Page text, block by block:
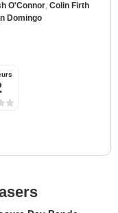
O'Connor Colin Firth
Domingo